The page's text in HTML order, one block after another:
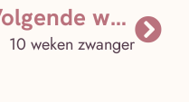
Volgende week
10 weken zwanger